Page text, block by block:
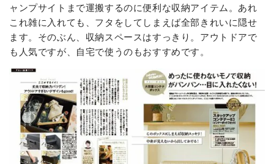
ャンプサイトまで運搬するのに便利な収納アイテム。あれ
これ雑に入れても、フタをしてしまえば全部きれいに隠せ
ます。そのぶん、収納スペースはすっきり。アウトドアで
も人気ですが、自宅で使うのもおすすめです。